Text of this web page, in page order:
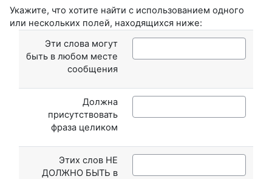
Укажите, что хотите найти с использованием одного
или нескольких полей, находящихся ниже:
Эти слова могут
быть в любом месте
сообщения
Должна
присутствовать
фраза целиком
Этих слов НЕ
ДОЛЖНО БЫТЬ в